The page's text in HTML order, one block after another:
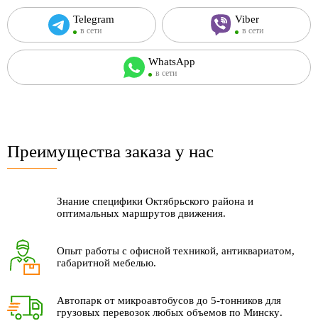
Telegram
в сети
Viber
в сети
WhatsApp
в сети
Преимущества заказа у нас
Знание специфики Октябрьского района и
оптимальных маршрутов движения.
Опыт работы с офисной техникой, антиквариатом,
габаритной мебелью.
Автопарк от микроавтобусов до 5-тонников для
грузовых перевозок любых объемов по Минску.